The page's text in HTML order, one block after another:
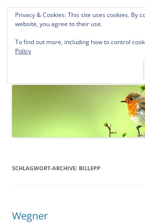
Norddeutsche
Michael Kohlhaas und Jens
SCHLAGWORT-ARCHIVE: BILLEPP
Wegner
Privacy & Cookies: This site uses cookies. By
website, you agree to their use.
To find out more, including how to control
Policy